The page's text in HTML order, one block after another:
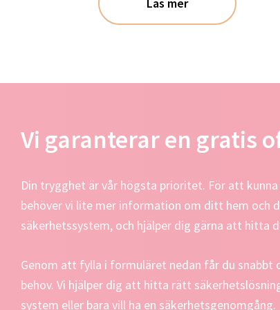
Läs mer
Vi garanterar en gratis
Din trygghet är vår högsta prioritet. För att
behöver vi lite mer information om ditt hem och
säkerhetssystem, och hjälper dig gärna att hitta
Genom att fylla i formuläret nedan får du snabbt
behov. Vi hjälper dig att hitta rätt
system eller bara vill ha en säkerhetsgenomgång.